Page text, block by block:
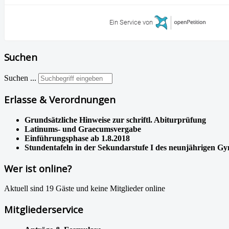
Ein Service von
Suchen
Suchen ...
Erlasse & Verordnungen
Grundsätzliche Hinweise zur schriftl. Abiturprüfung
Latinums- und Graecumsvergabe
Einführungsphase ab 1.8.2018
Stundentafeln in der Sekundarstufe I des neunjährigen
Wer ist online?
Aktuell sind 19 Gäste und keine Mitglieder online
Mitgliederservice